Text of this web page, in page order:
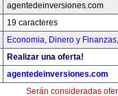
agentedeinversiones.com
19 caracteres
Economia, Dinero y Finanzas
Realizar una oferta!
agentedeinversiones.com
Serán consideradas